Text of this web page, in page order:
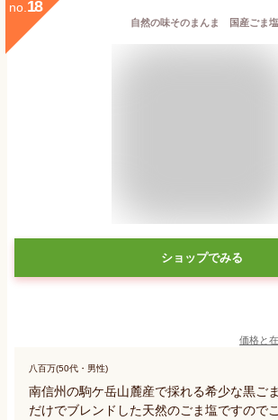
no. 18
自然の味そのまんま 国産ごま塩
ショップでみる
価格と
八百万(50代・男性)
南信州の駒ケ岳山麓産で採れる希少な黒ご
だけでブレンドした天然のごま塩ですので